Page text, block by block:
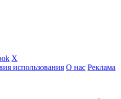
X
использования О нас Реклама